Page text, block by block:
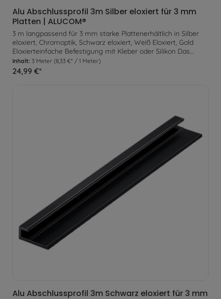
Alu Abschlussprofil 3m Silber eloxiert für 3 mm
Platten | ALUCOM®
3 m langpassend für 3 mm starke Plattenerhältlich in Silber
eloxiert, Chromoptik, Schwarz eloxiert, Weiß Eloxiert, Gold
Eloxierteinfache Befestigung mit Kleber oder Silikon Das
Abschlussprofil eignet sich optimal um an einsehbaren
Plattenenden ein gleichmäßigen Abschluss zu erzeugen. Zur
Inhalt: 3 Meter (8,33 €* / 1 Meter)
24,99 €*
Alu Abschlussprofil 3m Schwarz eloxiert für 3 mm